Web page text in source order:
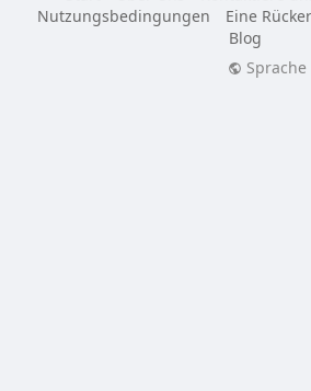
Nutzungsbedingungen
Eine
Blog
Sprache